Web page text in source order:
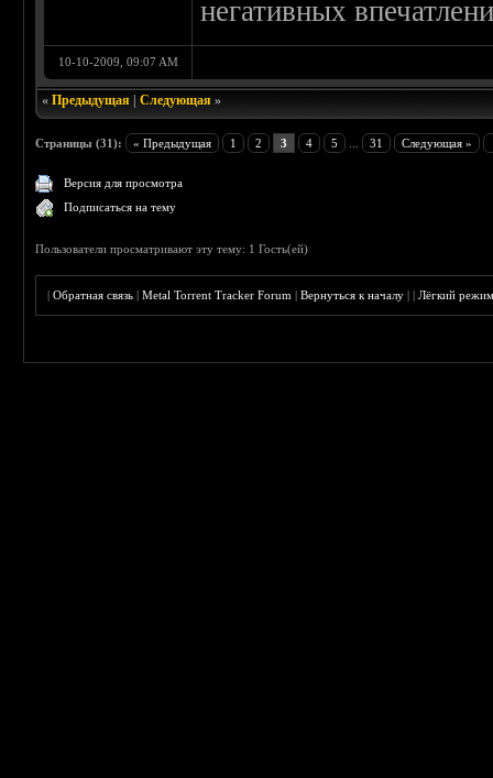
негативных
10-10-2009, 09:07 AM
«Предыдущая |Следующая »
Страницы (31): « Предыдущая 1 2 3 4 5 31 Следующая »
Версия для просмотра
Подписаться на тему
Пользователи просматривают эту тему: 1 Гость(ей)
|Обратная связь |Metal Torrent Tracker Forum |Вернуться к началу ||Лёгкий